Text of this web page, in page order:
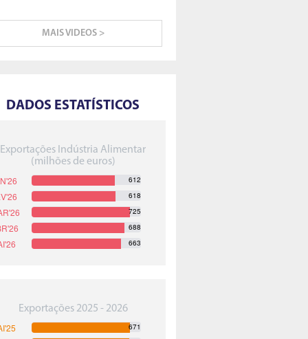
MAIS VIDEOS >
DADOS ESTATÍSTICOS
Exportações Indústria Alimentar
(milhões de euros)
612
618
725
688
663
Exportações 2025 - 2026
671